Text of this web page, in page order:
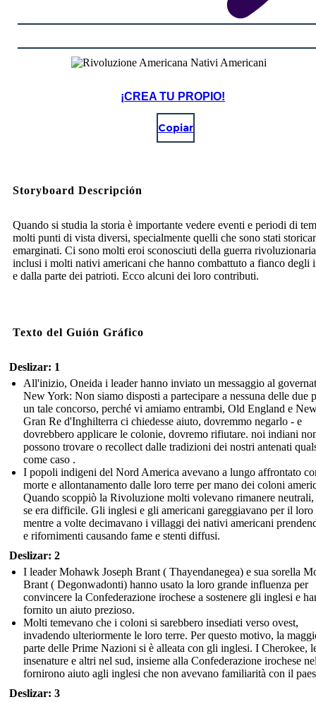
¡CREA TU PROPIO!
Copiar
Storyboard Descripción
Quando si studia la storia è importante vedere eventi e periodi di
molti punti di vista diversi, specialmente quelli che sono stati
emarginati. Ci sono molti eroi sconosciuti della guerra
inclusi i molti nativi americani che hanno combattuto a fianco degli
e dalla parte dei patrioti. Ecco alcuni dei loro contributi.
Texto del Guión Gráfico
Deslizar: 1
All'inizio, Oneida i leader hanno inviato un messaggio al
New York: Non siamo disposti a partecipare a nessuna delle due
un tale concorso, perché vi amiamo entrambi, Old England e
Gran Re d'Inghilterra ci chiedesse aiuto, dovremmo negarlo - e
dovrebbero applicare le colonie, dovremo rifiutare. noi indiani
possono trovare o recollect dalle tradizioni dei nostri antenati
come caso .
I popoli indigeni del Nord America avevano a lungo affrontato
morte e allontanamento dalle loro terre per mano dei coloni
Quando scoppiò la Rivoluzione molti volevano rimanere neutrali,
se era difficile. Gli inglesi e gli americani gareggiavano per il loro
mentre a volte decimavano i villaggi dei nativi americani
e rifornimenti causando fame e stenti diffusi.
Deslizar: 2
I leader Mohawk Joseph Brant ( Thayendanegea) e sua sorella
Brant ( Degonwadonti) hanno usato la loro grande influenza per
convincere la Confederazione irochese a sostenere gli inglesi e
fornito un aiuto prezioso.
Molti temevano che i coloni si sarebbero insediati verso ovest,
invadendo ulteriormente le loro terre. Per questo motivo, la
parte delle Prime Nazioni si è alleata con gli inglesi. I Cherokee,
insenature e altri nel sud, insieme alla Confederazione irochese
fornirono aiuto agli inglesi che non avevano familiarità con il
Deslizar: 3